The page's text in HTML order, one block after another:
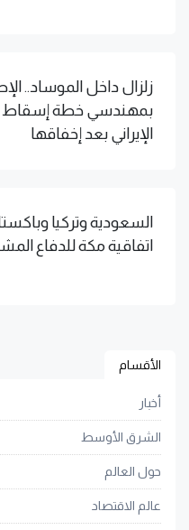
زلزال داخل الموساد..
بمهندسي خطة إسقاط
الإيراني بعد إخفاقها
السعودية وتركيا
اتفاقية مكة للدفاع
الأقسام
أخبار
الشرق الأوسط
حول العالم
عالم الاقتصاد